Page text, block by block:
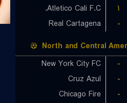
Atletico Cali F.C.
۱
Real Cartagena
-
North and Central
New York City FC
-
Cruz Azul
-
Chicago Fire
-